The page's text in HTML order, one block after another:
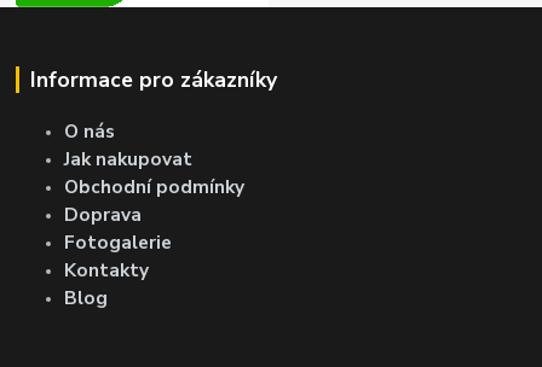
Informace pro zákazníky
O nás
Jak nakupovat
Obchodní podmínky
Doprava
Fotogalerie
Kontakty
Blog